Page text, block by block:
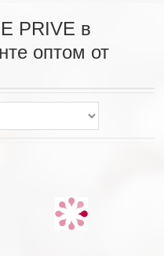
PRIVE в
оптом от